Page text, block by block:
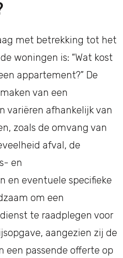
met betrekking tot het
woningen is: “Wat kost
appartement?” De
van een
variëren afhankelijk van
zoals de omvang van
afval, de
en
en eventuele specifieke
om een
te raadplegen voor
aangezien zij de
een passende offerte op